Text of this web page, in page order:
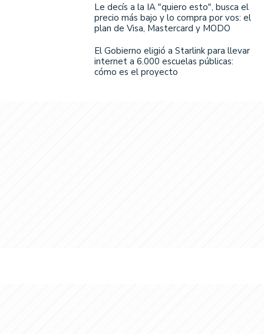
Le decís a la IA "quiero esto", busca el
precio más bajo y lo compra por vos: el
plan de Visa, Mastercard y MODO
El Gobierno eligió a Starlink para llevar
internet a 6.000 escuelas públicas:
cómo es el proyecto